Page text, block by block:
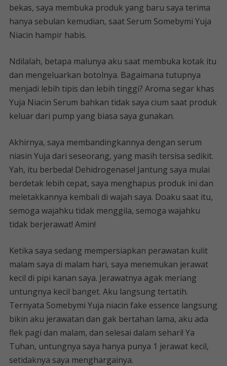
bekas, saya membuka produk yang baru saya terima
hanya sebulan kemudian, saat Serum Somebymi Yuja
Niacin hampir habis.
Ndilalah, betapa malunya aku saat membuka kotak itu
dan mengeluarkan botolnya. Bagaimana tutupnya
menjadi lebih tipis dan lebih tinggi? Aroma segar khas
Yuja Niacin Serum bahkan tidak saya cium saat produk
keluar dari pump yang biasa saya gunakan.
Akhirnya, saya membandingkannya dengan serum
niasin Yuja dari seseorang, yang masih tersisa sedikit.
Yah, itu berbeda! Dehidrogenase! Jantung saya mulai
berdetak lebih cepat, saya menghapus produk ini dan
meletakkannya kembali di wajah saya. Doaku saat itu,
semoga wajahku tidak menggila, semoga wajahku
tidak berjerawat! Amin!
Ketika saya sedang mempersiapkan perawatan kulit
malam saya di malam hari, saya menemukan jerawat
kecil di pipi kanan saya. Jerawatnya agak meriang
untungnya kecil banget. Aku langsung tertatih.
Ternyata Somebymi Yuja niacin fake essence langsung
bikin aku jerawatan dan gak bertahan lama, aku ada
flek pagi dan malam, dan selesai dalam sehari! Ya
Tuhan, untungnya saya hanya punya 1 jerawat kecil,
setidaknya saya menghargainya.